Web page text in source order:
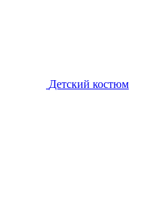
Детский костюм